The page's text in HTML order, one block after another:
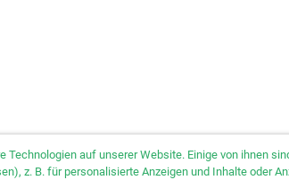
Technologien auf unserer Website. Einige von ihnen
z. B. für personalisierte Anzeigen und Inhalte oder